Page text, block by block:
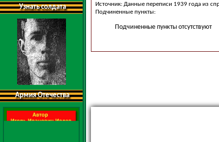
Узнать солдата
Армия Отечества
Источник: Данные переписи 1939 года из
Подчиненные пункты:
Подчиненные пункты отсутствуют